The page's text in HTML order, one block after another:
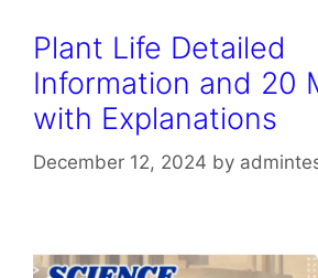
Plant Life Detailed
Information and 20
with Explanations
December 12, 2024 by